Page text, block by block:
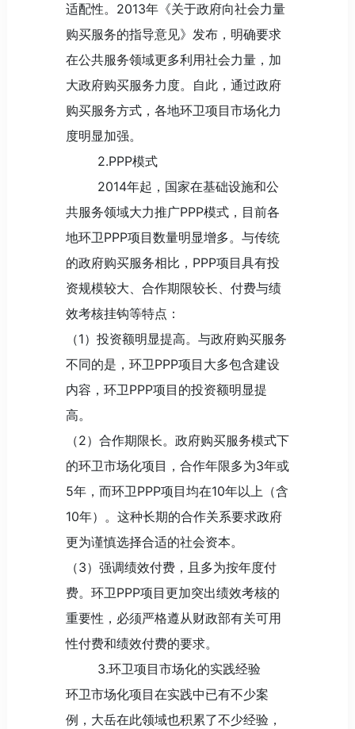
适配性。2013年《关于政府向社会力量
购买服务的指导意见》发布，明确要求
在公共服务领域更多利用社会力量，加
大政府购买服务力度。自此，通过政府
购买服务方式，各地环卫项目市场化力
度明显加强。
2.PPP模式
2014年起，国家在基础设施和公
共服务领域大力推广PPP模式，目前各
地环卫PPP项目数量明显增多。与传统
的政府购买服务相比，PPP项目具有投
资规模较大、合作期限较长、付费与绩
效考核挂钩等特点：
（1）投资额明显提高。与政府购买服务
不同的是，环卫PPP项目大多包含建设
内容，环卫PPP项目的投资额明显提
高。
（2）合作期限长。政府购买服务模式下
的环卫市场化项目，合作年限多为3年或
5年，而环卫PPP项目均在10年以上（含
10年）。这种长期的合作关系要求政府
更为谨慎选择合适的社会资本。
（3）强调绩效付费，且多为按年度付
费。环卫PPP项目更加突出绩效考核的
重要性，必须严格遵从财政部有关可用
性付费和绩效付费的要求。
3.环卫项目市场化的实践经验
环卫市场化项目在实践中已有不少案
例，大岳在此领域也积累了不少经验，